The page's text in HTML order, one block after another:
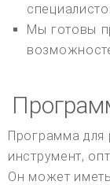
Мы готовы
Программа для
инструмент,
Он может